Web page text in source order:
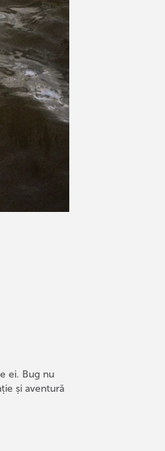
ei. Bug nu
și aventură